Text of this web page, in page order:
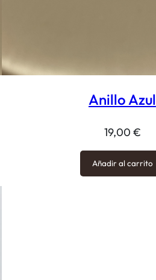
Anillo Azul
19,00 €
Añadir al carrito